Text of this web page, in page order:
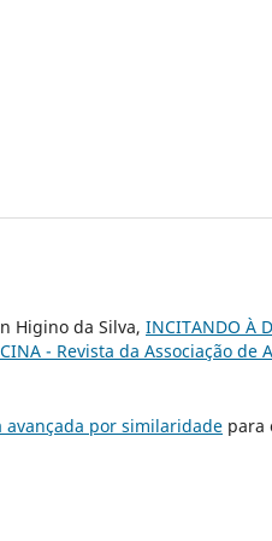
Higino da Silva, INCITANDO À
- Revista da Associação de
por similaridade para